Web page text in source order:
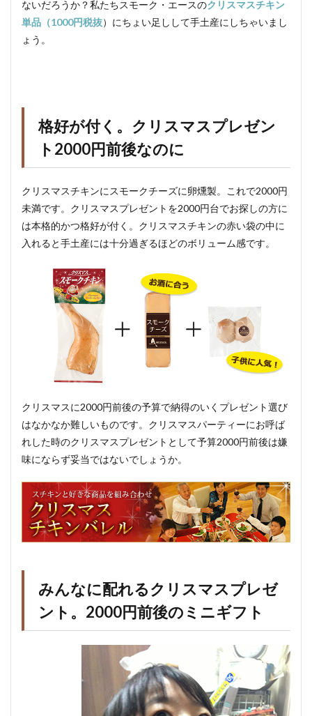
ないだろうか？私たちスモーク・エースのクリスマスチキン
単品（1000円税抜）にちょい足しして手土産にしちゃいまし
ょう。
格好が付く。クリスマスプレゼン
ト2000円前後なのに
クリスマスチキンにスモークチーズに卵燻製。これで2000円
未満です。クリスマスプレゼントを2000円台でお探しの方に
は本格的かつ格好が付く。クリスマスチキンの赤い袋の中に
入れると手土産には十分過ぎるほどのボリューム感です。
クリスマスに2000円前後の予算で納得のいくプレゼント選び
はなかなか難しいものです。クリスマスパーティーにお呼ば
れした時のクリスマスプレゼントとして予算2000円前後は嫌
味にならず妥当ではないでしょうか。
みんなに配れるクリスマスプレゼ
ント。2000円前後のミニギフト